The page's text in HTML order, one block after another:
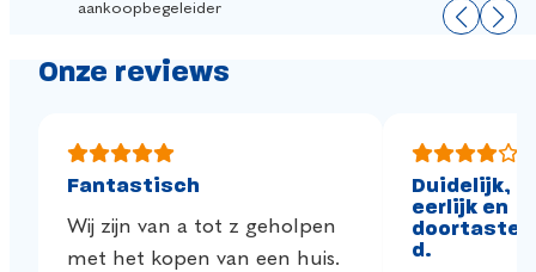
Onze reviews
Fantastisch
Wij zijn van a tot z geholpen
met het kopen van een huis.
Duidelijk,
eerlijk en
doortasten
d.